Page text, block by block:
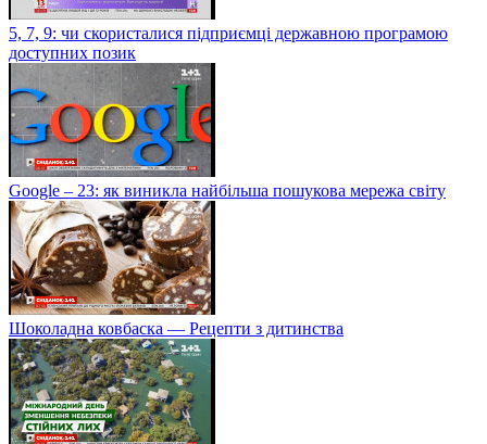
5, 7, 9: чи скористалися підприємці державною програмою
доступних позик
Google – 23: як виникла найбільша пошукова мережа світу
Шоколадна ковбаска — Рецепти з дитинства